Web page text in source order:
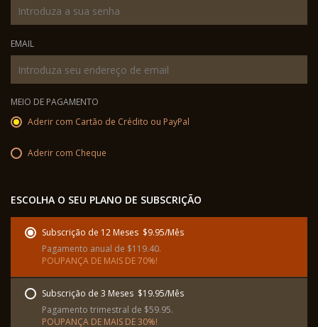
EMAIL
MEIO DE PAGAMENTO
Aderir com Cartão de Crédito ou PayPal
Aderir com Cheque
ESCOLHA O SEU PLANO DE SUBSCRIÇÃO
Subscrição de 12 Meses  $9.95/Mês
Pagamento anual de $119.40.
POUPANÇA DE MAIS DE 70%!
Subscrição de 3 Meses  $19.95/Mês
Pagamento trimestral de $59.95.
POUPANÇA DE MAIS DE 30%!